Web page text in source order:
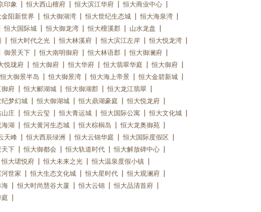
印象 恒大西山檀府 恒大滨江华府
恒大商业中心
金阳新世界 恒大御湖湾 恒大世纪生态城
恒大海泉湾
恒大国际城 恒大御龙湾 恒大檀溪郡
山水龙盘
恒大时代之光 恒大林溪府 恒大滨江左岸
恒大悦龙湾
御景天下 恒大南明御府 恒大林语郡
恒大御澜府
悦珑府 恒大御府 恒大华府 恒大翡翠华庭
恒大御府
恒大御景半岛 恒大御景湾 恒大海上帝景
恒大金碧新城
御府 恒大郦湖城 恒大御湖郡
恒大龙江翡翠
纪梦幻城 恒大御湖城 恒大鼎湖豪庭
恒大悦龙府
山庄 恒大云玺 恒大青运城 恒大国际公寓
恒大文化城
湖 恒大黄河生态城 恒大棕榈岛
恒大龙奥御苑
天峰 恒大西辰绿洲 恒大云锦华庭
恒大国际度假区
天下 恒大御都会 恒大轨道时代
恒大解放碑中心
恒大珺悦府 恒大未来之光
恒大温泉度假小镇
世家 恒大生态文化城 恒大星时代
恒大观澜府
海 恒大时尚慧谷大厦 恒大云锦
恒大品清首府